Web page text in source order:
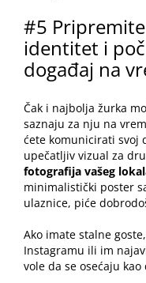
#5
identitet i
događaj na
Čak i najbolja žurka
saznaju za nju na
ćete komunicirati svoj
upečatljiv vizual za
fotografija vašeg
minimalistički poster
ulaznice, piće
Ako imate stalne
Instagramu ili im
vole da se osećaju kao